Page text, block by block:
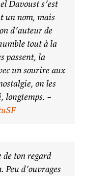
Davoust s’est
un nom, mais
d’auteur de
tout à la
passent, la
un sourire aux
on les
longtemps. –
de ton regard
Peu d’ouvrages